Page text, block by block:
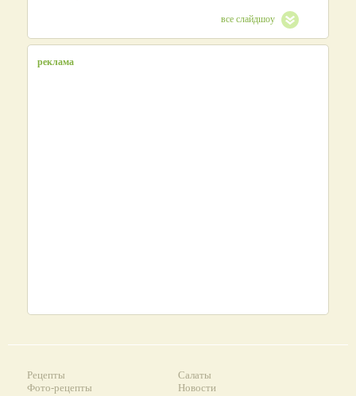
все слайдшоу
реклама
Рецепты
Фото-рецепты
Салаты
Новости